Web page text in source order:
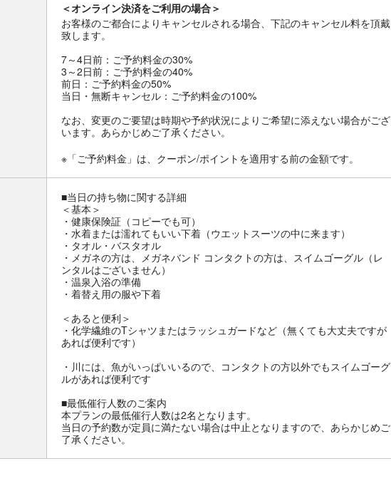
＜オンライン決済をご利用の場合＞
お客様のご都合によりキャンセルされる場合、下記のキャンセル料を頂戴
致します。
7～4日前：ご予約料金の30%
3～2日前：ご予約料金の40%
前日：ご予約料金の50%
当日・無断キャンセル：ご予約料金の100%
なお、変更のご要望は時期や予約状況によりご希望に添えない場合がござ
います。あらかじめご了承ください。
※「ご予約料金」は、クーポン/ポイントを適用する前の金額です。
■当日の持ち物に関する詳細
＜基本＞
・健康保険証（コピーでも可）
・水着または濡れてもいい下着（ウエットスーツの中に来ます）
・タオル・バスタオル
・メガネの方は、メガネバンド コンタクトの方は、スイムゴーグル（レ
ンタルはございません）
・温泉入浴の準備
・着替え用の服や下着
＜あると便利＞
・化学繊維のTシャツまたはラッシュガードなど（無くても大丈夫ですが
あれば便利です）
・川には、魚がいっぱいいるので、コンタクトの方以外でもスイムゴーグ
ルがあれば便利です
■最低催行人数のご案内
本プランの最低催行人数は2名となります。
当日の予約数が定員に満たない場合は中止となりますので、あらかじめご
了承ください。